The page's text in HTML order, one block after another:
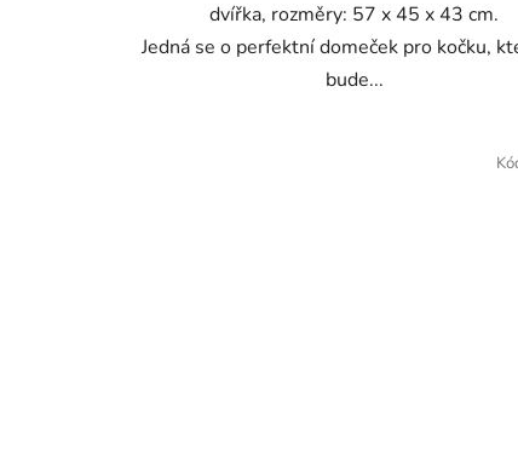
dvířka, rozměry: 57 x 45 x 43 cm.
Jedná se o perfektní domeček pro kočku,
bude...